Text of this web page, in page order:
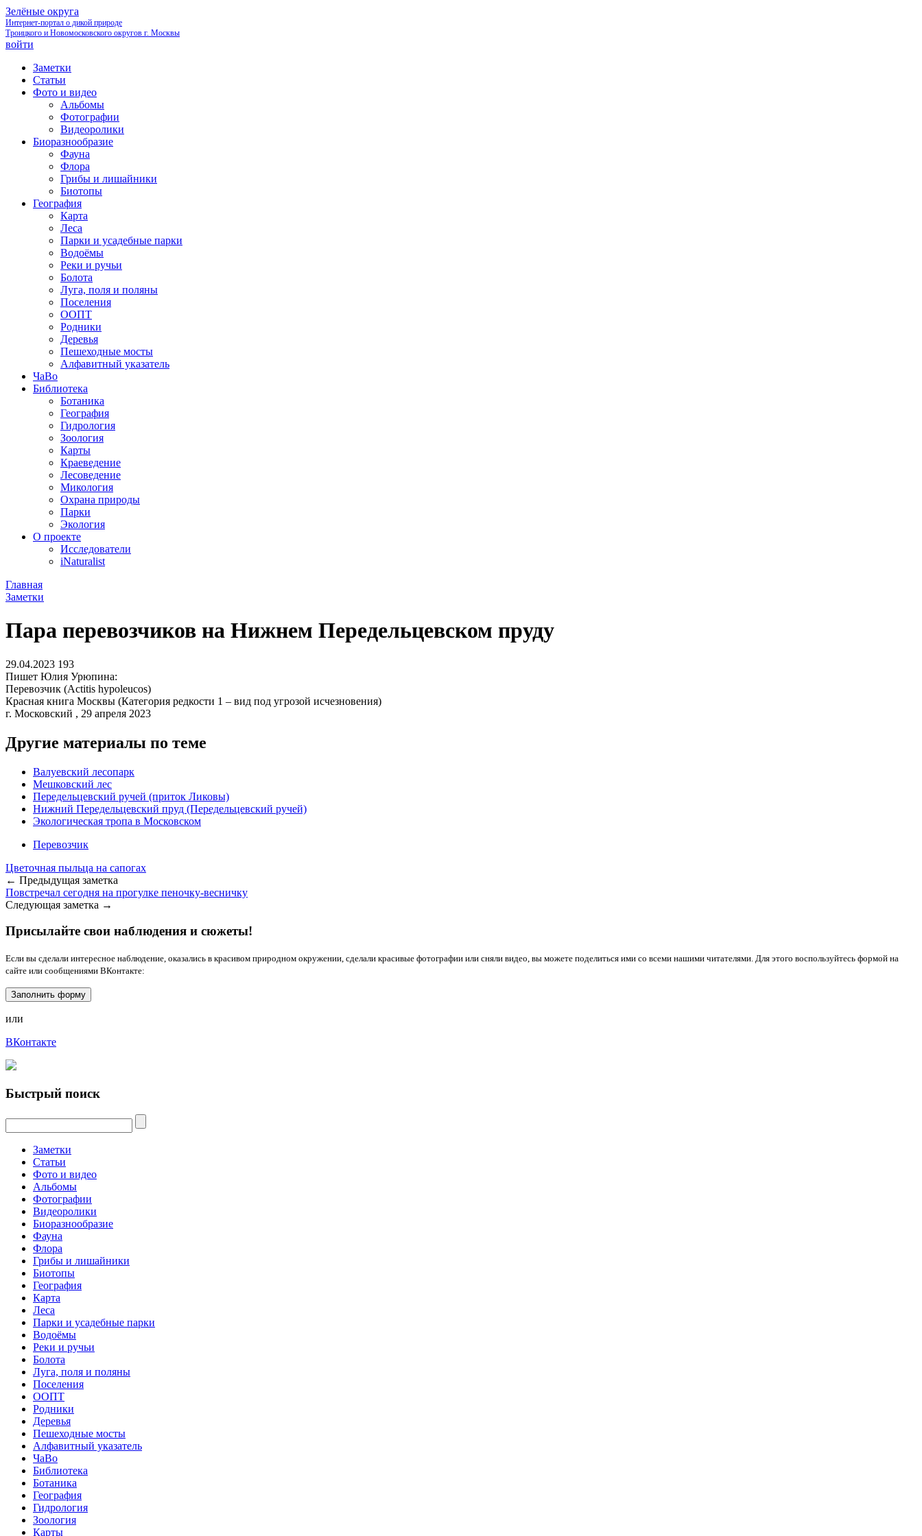
Зелёные округа
Интернет-портал о дикой природе
Троицкого и Новомосковского округов г. Москвы
войти
Заметки
Статьи
Фото и видео
Альбомы
Фотографии
Видеоролики
Биоразнообразие
Фауна
Флора
Грибы и лишайники
Биотопы
География
Карта
Леса
Парки и усадебные парки
Водоёмы
Реки и ручьи
Болота
Луга, поля и поляны
Поселения
ООПТ
Родники
Деревья
Пешеходные мосты
Алфавитный указатель
ЧаВо
Библиотека
Ботаника
География
Гидрология
Зоология
Карты
Краеведение
Лесоведение
Микология
Охрана природы
Парки
Экология
О проекте
Исследователи
iNaturalist
Главная
Заметки
Пара перевозчиков на Нижнем Передельцевском пруду
29.04.2023 193
Пишет Юлия Урюпина:
Перевозчик (Actitis hypoleucos)
Красная книга Москвы (Категория редкости 1 – вид под угрозой исчезновения)
г. Московский , 29 апреля 2023
Другие материалы по теме
Валуевский лесопарк
Мешковский лес
Передельцевский ручей (приток Ликовы)
Нижний Передельцевский пруд (Передельцевский ручей)
Экологическая тропа в Московском
Перевозчик
Цветочная пыльца на сапогах
← Предыдущая заметка
Повстречал сегодня на прогулке пеночку-весничку
Следующая заметка →
Присылайте свои наблюдения и сюжеты!
Если вы сделали интересное наблюдение, оказались в красивом природном окружении, сделали красивые фотографии или сняли видео, вы можете поделиться ими со всеми нашими читателями. Для этого воспользуйтесь формой на
сайте или сообщениями ВКонтакте:
Заполнить форму
или
ВКонтакте
Быстрый поиск
Заметки
Статьи
Фото и видео
Альбомы
Фотографии
Видеоролики
Биоразнообразие
Фауна
Флора
Грибы и лишайники
Биотопы
География
Карта
Леса
Парки и усадебные парки
Водоёмы
Реки и ручьи
Болота
Луга, поля и поляны
Поселения
ООПТ
Родники
Деревья
Пешеходные мосты
Алфавитный указатель
ЧаВо
Библиотека
Ботаника
География
Гидрология
Зоология
Карты